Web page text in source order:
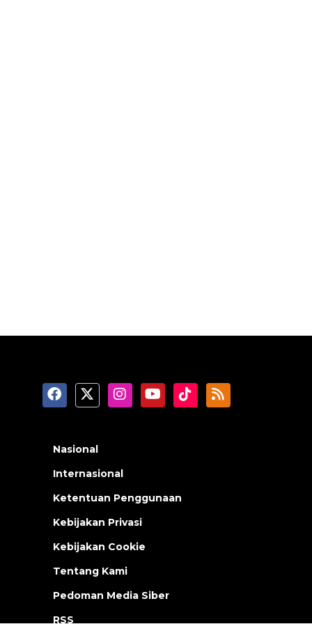
Nasional
Internasional
Ketentuan Penggunaan
Kebijakan Privasi
Kebijakan Cookie
Tentang Kami
Pedoman Media Siber
RSS